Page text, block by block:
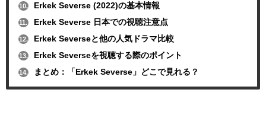
10. Erkek Severse (2022)の基本情報
11. Erkek Severse 日本での視聴注意点
12. Erkek Severseと他の人気ドラマ比較
13. Erkek Severseを視聴する際のポイント
14. まとめ：「Erkek Severse」どこで見れる？